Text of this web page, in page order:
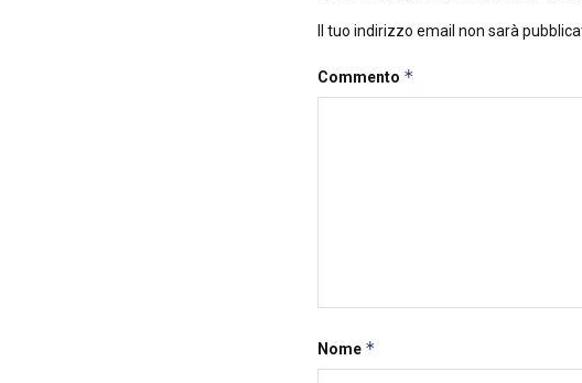
Il tuo indirizzo email non sarà
Commento *
Nome *